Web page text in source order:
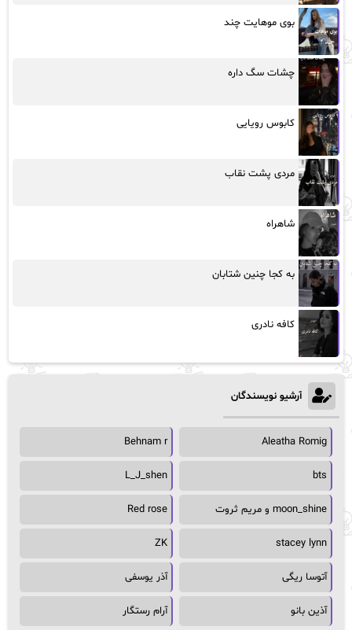
بوی موهایت چند
چشات سگ داره
کابوس رویایی
مردی پشت نقاب
شاهراه
به کجا چنین شتابان
کافه نادری
آرشیو نویسندگان
Aleatha Romig
Behnam r
bts
L_J_shen
moon_shine و مریم ثروت Red rose
stacey lynn
ZK
آتوسا ریگی آذر یوسفی
آذین بانو آرام رستگار